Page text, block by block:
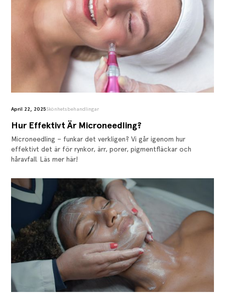
April 22, 2025Skönhetsbehandlingar
‍Hur Effektivt Är Microneedling?
Microneedling – funkar det verkligen? Vi går igenom hur
effektivt det är för rynkor, ärr, porer, pigmentfläckar och
håravfall. Läs mer här!